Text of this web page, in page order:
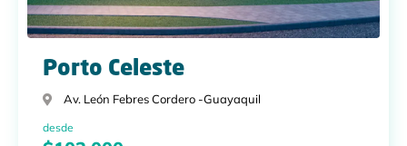
Porto Celeste
Av. León Febres Cordero -Guayaquil
desde